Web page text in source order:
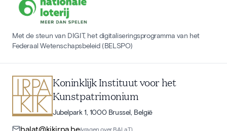
Met de steun van DIGIT, het digitaliseringsprogramma van het
Federaal Wetenschapsbeleid (BELSPO)
Koninklijk Instituut voor het
Kunstpatrimonium
Jubelpark 1, 1000 Brussel, België
balat@kikirpa.be(vragen over BALaT)